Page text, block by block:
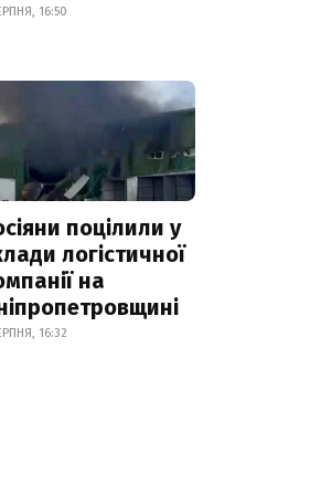
16:50
поцілили у
логістичної
на
16:32